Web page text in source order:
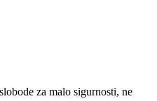
za malo sigurnosti, ne